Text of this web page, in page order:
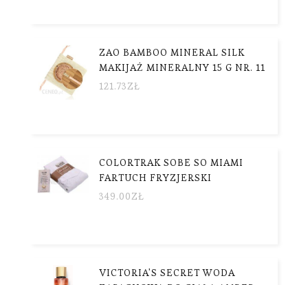
ZAO BAMBOO MINERAL SILK
MAKIJAŻ MINERALNY 15 G NR. 11
121.73ZŁ
COLORTRAK SOBE SO MIAMI
FARTUCH FRYZJERSKI
349.00ZŁ
VICTORIA'S SECRET WODA